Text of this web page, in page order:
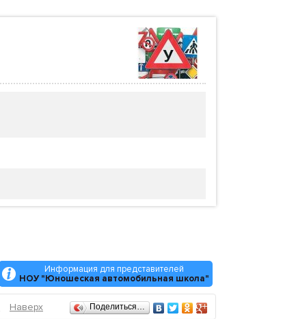
Информация для представителей
НОУ "Юношеская автомобильная школа"
Наверх Поделиться…